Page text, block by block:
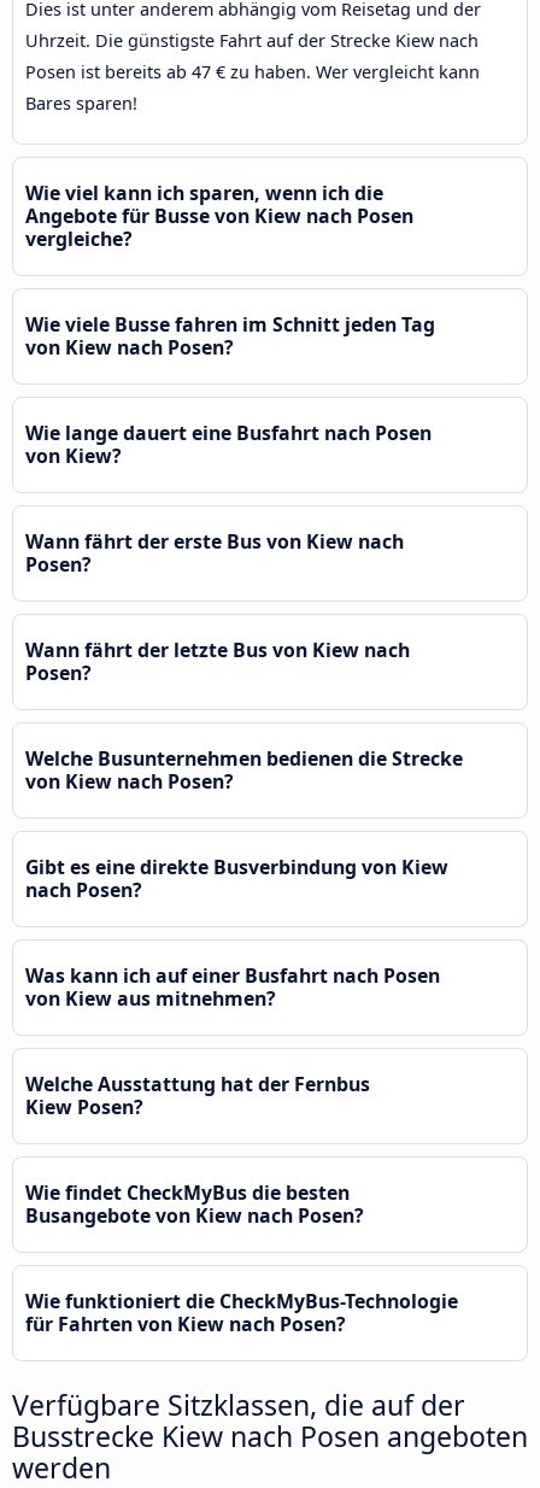
Dies ist unter anderem abhängig vom Reisetag und der
Uhrzeit. Die günstigste Fahrt auf der Strecke Kiew nach
Posen ist bereits ab 47 € zu haben. Wer vergleicht kann
Bares sparen!
Wie viel kann ich sparen, wenn ich die
Angebote für Busse von Kiew nach Posen
vergleiche?
Wie viele Busse fahren im Schnitt jeden Tag
von Kiew nach Posen?
Wie lange dauert eine Busfahrt nach Posen
von Kiew?
Wann fährt der erste Bus von Kiew nach
Posen?
Wann fährt der letzte Bus von Kiew nach
Posen?
Welche Busunternehmen bedienen die Strecke
von Kiew nach Posen?
Gibt es eine direkte Busverbindung von Kiew
nach Posen?
Was kann ich auf einer Busfahrt nach Posen
von Kiew aus mitnehmen?
Welche Ausstattung hat der Fernbus
Kiew Posen?
Wie findet CheckMyBus die besten
Busangebote von Kiew nach Posen?
Wie funktioniert die CheckMyBus-Technologie
für Fahrten von Kiew nach Posen?
Verfügbare Sitzklassen, die auf der
Busstrecke Kiew nach Posen angeboten
werden